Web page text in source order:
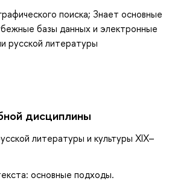
поиска; Знает основные
базы данных и электронные
русской литературы
дисциплины
литературы и культуры XIX–
основные подходы.